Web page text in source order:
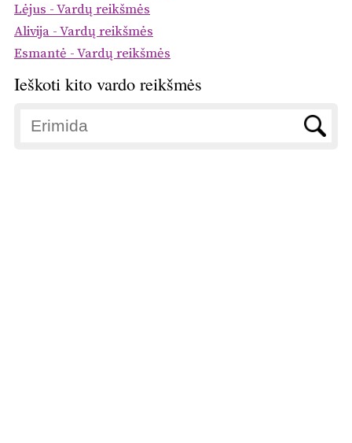
Lėjus - Vardų reikšmės
Alivija - Vardų reikšmės
Esmantė - Vardų reikšmės
Ieškoti kito vardo reikšmės